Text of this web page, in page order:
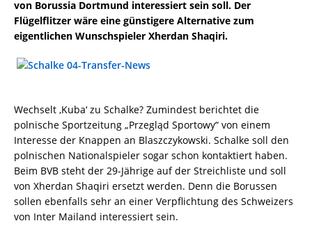
von Borussia Dortmund interessiert sein soll. Der
Flügelflitzer wäre eine günstigere Alternative zum
eigentlichen Wunschspieler Xherdan Shaqiri.
Wechselt ‚Kuba‘ zu Schalke? Zumindest berichtet die
polnische Sportzeitung „Przegląd Sportowy“ von einem
Interesse der Knappen an Blaszczykowski. Schalke soll den
polnischen Nationalspieler sogar schon kontaktiert haben.
Beim BVB steht der 29-Jährige auf der Streichliste und soll
von Xherdan Shaqiri ersetzt werden. Denn die Borussen
sollen ebenfalls sehr an einer Verpflichtung des Schweizers
von Inter Mailand interessiert sein.